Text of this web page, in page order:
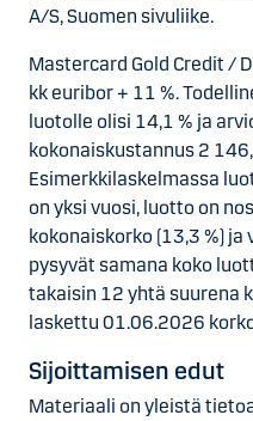
A/S, Suomen sivuliike.
Mastercard Gold Credit /
kk euribor + 11 %.
luotolle olisi 14,1 % ja
kokonaiskustannus 2
Esimerkkilaskelmassa
on yksi vuosi, luotto on
kokonaiskorko (13,3 %)
pysyvät samana koko
takaisin 12 yhtä suurena
laskettu 01.06.2026
Sijoittamisen edut
Materiaali on yleistä